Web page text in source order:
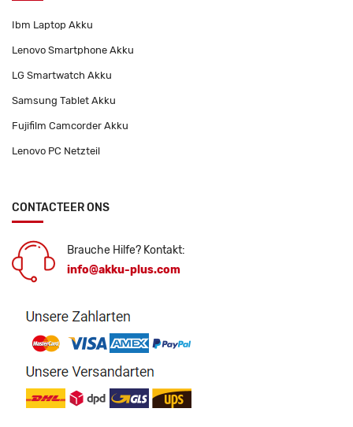
Ibm Laptop Akku
Lenovo Smartphone Akku
LG Smartwatch Akku
Samsung Tablet Akku
Fujifilm Camcorder Akku
Lenovo PC Netzteil
CONTACTEER ONS
Brauche Hilfe? Kontakt:
info@akku-plus.com